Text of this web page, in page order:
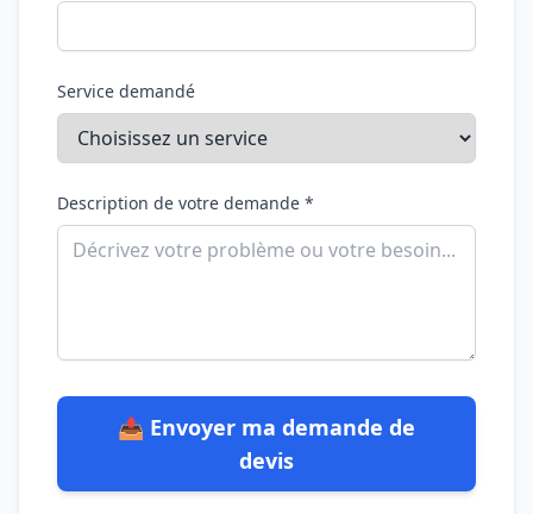
Service demandé
Description de votre demande *
📤 Envoyer ma demande de
devis